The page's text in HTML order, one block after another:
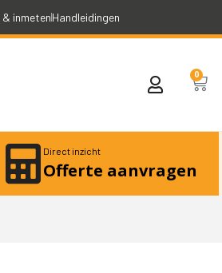
& inmetenHandleidingen
0
Direct inzicht
Offerte aanvragen